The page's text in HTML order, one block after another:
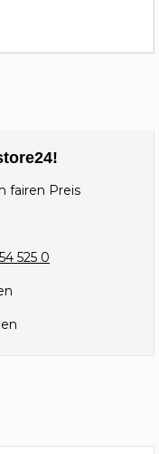
fairen Preis
525 0